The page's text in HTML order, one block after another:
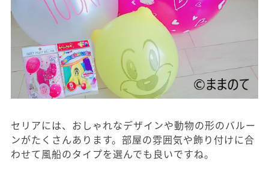
セリアには、おしゃれなデザインや動物の形のバルー
ンがたくさんあります。部屋の雰囲気や飾り付けに合
わせて風船のタイプを選んでも良いですね。